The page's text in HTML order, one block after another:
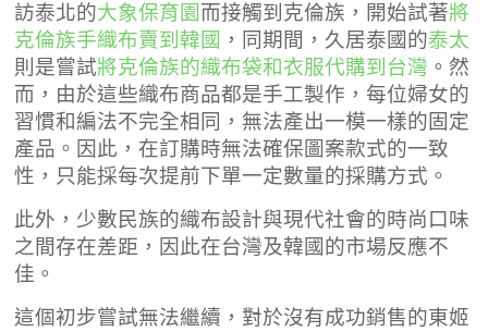
訪泰北的大象保育園而接觸到克倫族，開始試著將
克倫族手織布賣到韓國 ，同期間，久居泰國的泰太
則是嘗試將克倫族的織布袋和衣服代購到台灣 。然
而，由於這些織布商品都是手工製作，每位婦女的
習慣和編法不完全相同，無法產出一模一樣的固定
產品。 因此，在訂購時無法確保圖案款式的一致
性，只能採每次提前下單一定數量的採購方式。
此外，少數民族的織布設計與現代社會的時尚口味
之間存在差距，因此在台灣及韓國的市場反應不
佳。
這個初步嘗試無法繼續，對於沒有成功銷售的東姬